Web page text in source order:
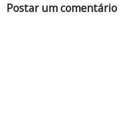
Postar um comentário